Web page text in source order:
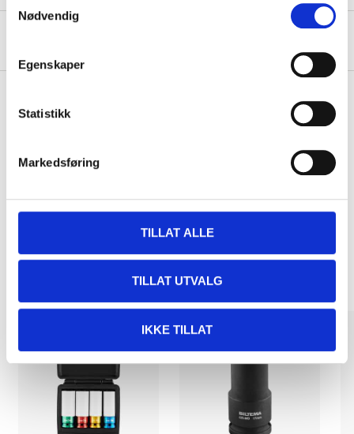
Nødvendig
Egenskaper
Statistikk
Markedsføring
TILLAT ALLE
TILLAT UTVALG
IKKE TILLAT
Pay & Collect in your local store within 2 hours!
Other customers also bought